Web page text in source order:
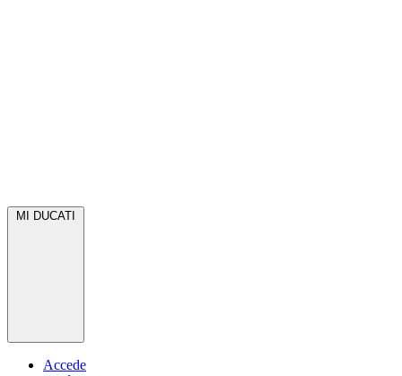
MI DUCATI
Accede